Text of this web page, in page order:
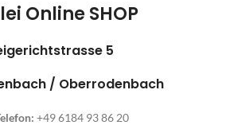
Online SHOP
5
/ Oberrodenbach
+49 6184 93 86 20